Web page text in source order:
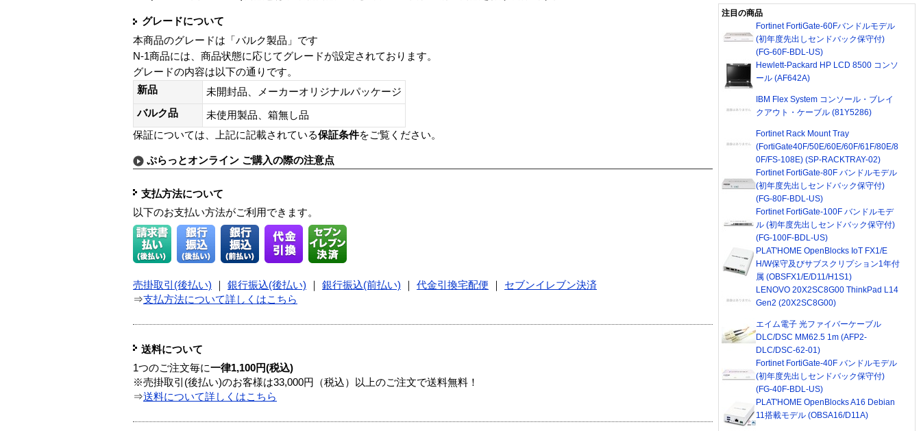
グレードについて
本商品のグレードは「バルク製品」です
N-1商品には、商品状態に応じてグレードが設定されております。
グレードの内容は以下の通りです。
新品
未開封品、メーカーオリジナルパッケージ
バルク品
未使用製品、箱無し品
保証については、上記に記載されている保証条件をご覧ください。
ぷらっとオンライン ご購入の際の注意点
支払方法について
以下のお支払い方法がご利用できます。
売掛取引(後払い) 銀行振込(後払い) 銀行振込(前払い) 代金引換宅配便
セブンイレブン決済
⇒支払方法について詳しくはこちら
送料について
1つのご注文毎に一律1,100円(税込)
※売掛取引(後払い)のお客様は33,000円（税込）以上のご注文で送料無料！
⇒送料について詳しくはこちら
注目の商品
Fortinet FortiGate-60Fバンドルモデル
(初年度先出しセンドバック保守付)
(FG-60F-BDL-US)
Hewlett-Packard HP LCD 8500 コンソ
ール (AF642A)
IBM Flex System コンソール・ブレイ
クアウト・ケーブル (81Y5286)
Fortinet Rack Mount Tray
(FortiGate40F/50E/60E/60F/61F/80E/8
0F/FS-108E) (SP-RACKTRAY-02)
Fortinet FortiGate-80F バンドルモデル
(初年度先出しセンドバック保守付)
(FG-80F-BDL-US)
Fortinet FortiGate-100F バンドルモデ
ル (初年度先出しセンドバック保守付)
(FG-100F-BDL-US)
PLAT'HOME OpenBlocks IoT FX1/E
H/W保守及びサブスクリプション1年付
属 (OBSFX1/E/D11/H1S1)
LENOVO 20X2SC8G00 ThinkPad L14
Gen2 (20X2SC8G00)
エイム電子 光ファイバーケーブル
DLC/DSC MM62.5 1m (AFP2-
DLC/DSC-62-01)
Fortinet FortiGate-40F バンドルモデル
(初年度先出しセンドバック保守付)
(FG-40F-BDL-US)
PLAT'HOME OpenBlocks A16 Debian
11搭載モデル (OBSA16/D11A)